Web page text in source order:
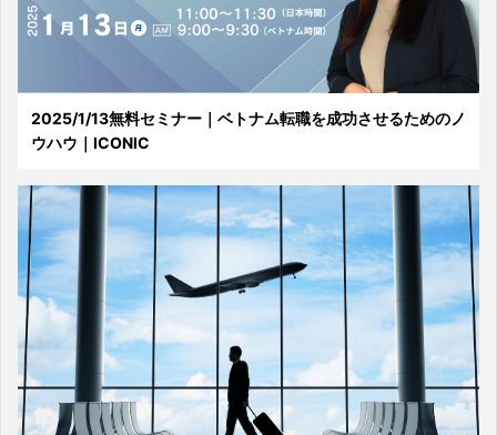
2025/1/13無料セミナー｜ベトナム転職を成功させるためのノ
ウハウ｜ICONIC